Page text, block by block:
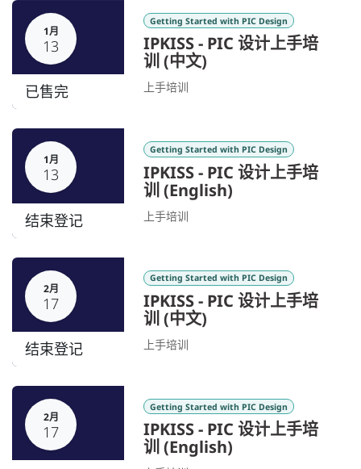
1月
13
已售完
Getting Started with PIC Design
IPKISS - PIC 设计上手培
训 (中文)
上手培训
1月
13
结束登记
Getting Started with PIC Design
IPKISS - PIC 设计上手培
训 (English)
上手培训
2月
17
结束登记
Getting Started with PIC Design
IPKISS - PIC 设计上手培
训 (中文)
上手培训
2月
17
Getting Started with PIC Design
IPKISS - PIC 设计上手培
训 (English)